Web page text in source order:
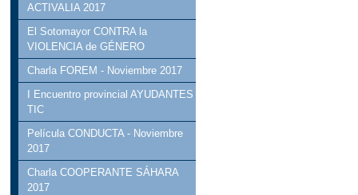
ACTIVALIA 2017
El Sotomayor CONTRA la
VIOLENCIA de GÉNERO
Charla FOREM - Noviembre 2017
I Encuentro provincial AYUDANTES
TIC
Película CONDUCTA - Noviembre
2017
Charla COOPERANTE SÁHARA
2017